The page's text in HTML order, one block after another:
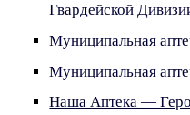
Гвардейской
Муниципальная
Муниципальная
Наша Аптека —